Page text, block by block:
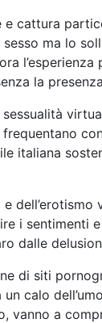
cattura
ma lo
la
i sentimenti
dalle
di siti
calo
vanno a